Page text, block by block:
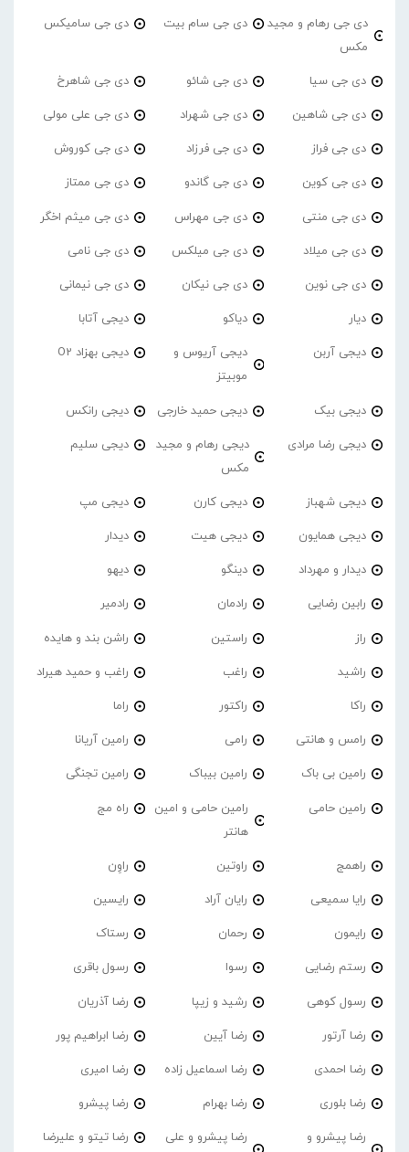
دی جی رهام و مجید
مکس
دی جی سام بیت دی جی سامیکس
دی جی سیا دی جی شائو دی جی شاهرخ
دی جی شاهین دی جی شهراد دی جی علی مولی
دی جی فراز دی جی فرزاد دی جی کوروش
دی جی کوین دی جی گاندو دی جی ممتاز
دی جی منتی دی جی مهراس دی جی میثم اخگر
دی جی میلاد دی جی میلکس دی جی نامی
دی جی نوین دی جی نیکان دی جی نیمانی
دیار دیاکو دیجی آتابا
دیجی آربن
دیجی آریوس و
موبیتز
دیجی بهزاد O2
دیجی بیک دیجی حمید خارجی دیجی رانکس
دیجی رضا مرادی
دیجی رهام و مجید
مکس
دیجی سلیم
دیجی شهباز دیجی کارن دیجی مپ
دیجی همایون دیجی هیت دیدار
دیدار و مهرداد دینگو دیهو
رابین رضایی رادمان رادمیر
راز راستین راشن بند و هایده
راشید راغب راغب و حمید هیراد
راکا راکتور راما
رامس و هانتی رامی رامین آریانا
رامین بی باک رامین بیباک رامین تجنگی
رامین حامی
رامین حامی و امین
هانتر
راه مج
راهمج راوتین راوِن
رایا سمیعی رایان آراد رایسین
رایمون رحمان رستاک
رستم رضایی رسوا رسول باقری
رسول کوهی رشید و زیپا رضا آذریان
رضا آرتور رضا آیین رضا ابراهیم پور
رضا احمدی رضا اسماعیل زاده رضا امیری
رضا بلوری رضا بهرام رضا پیشرو
رضا پیشرو و
رضا پیشرو و علی
رضا تیتو و علیرضا